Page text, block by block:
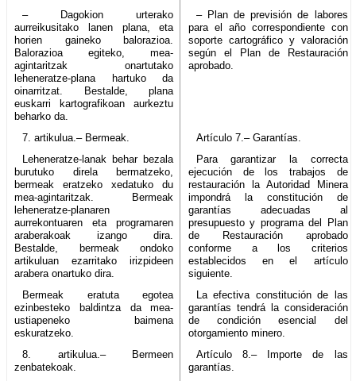
– Dagokion urterako
aurreikusitako lanen plana, eta
horien gaineko balorazioa.
Balorazioa egiteko, mea-
agintaritzak onartutako
leheneratze-plana hartuko da
oinarritzat. Bestalde, plana
euskarri kartografikoan aurkeztu
beharko da.
– Plan de previsión de labores
para el año correspondiente con
soporte cartográfico y valoración
según el Plan de Restauración
aprobado.
7. artikulua.– Bermeak.
Artículo 7.– Garantías.
Leheneratze-lanak behar bezala
burutuko direla bermatzeko,
bermeak eratzeko xedatuko du
mea-agintaritzak. Bermeak
leheneratze-planaren
aurrekontuaren eta programaren
araberakoak izango dira.
Bestalde, bermeak ondoko
artikuluan ezarritako irizpideen
arabera onartuko dira.
Para garantizar la correcta
ejecución de los trabajos de
restauración la Autoridad Minera
impondrá la constitución de
garantías adecuadas al
presupuesto y programa del Plan
de Restauración aprobado
conforme a los criterios
establecidos en el artículo
siguiente.
Bermeak eratuta egotea
ezinbesteko baldintza da mea-
ustiapeneko baimena
eskuratzeko.
La efectiva constitución de las
garantías tendrá la consideración
de condición esencial del
otorgamiento minero.
8. artikulua.– Bermeen
zenbatekoak.
Artículo 8.– Importe de las
garantías.